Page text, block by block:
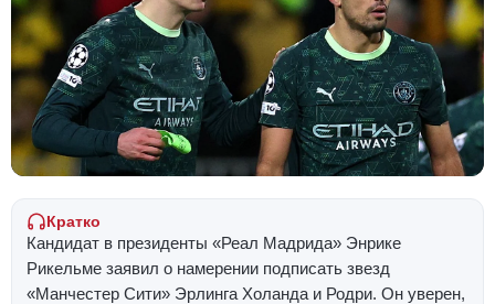
Кратко
Кандидат в президенты «Реал Мадрида» Энрике
Рикельме заявил о намерении подписать звезд
«Манчестер Сити» Эрлинга Холанда и Родри. Он уверен,